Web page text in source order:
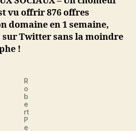
8
ans,
il
reçoit
vu offrir 876 offres
domaine en 1 semaine,
sur Twitter sans la moindre
!
R
o
b
e
rt
P
e